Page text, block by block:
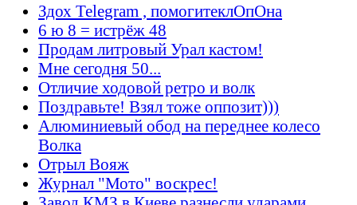
Здох Telegram , помогитеклОпОна
6 ю 8 = истрёж 48
Продам литровый Урал кастом!
Мне сегодня 50...
Отличие ходовой ретро и волк
Поздравьте! Взял тоже оппозит)))
Алюминиевый обод на переднее колесо
Волка
Отрыл Вояж
Журнал "Мото" воскрес!